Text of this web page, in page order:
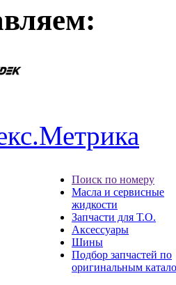
Поиск по номеру
Масла и сервисные
жидкости
Запчасти для Т.О.
Аксессуары
Шины
Подбор запчастей по
оригинальным